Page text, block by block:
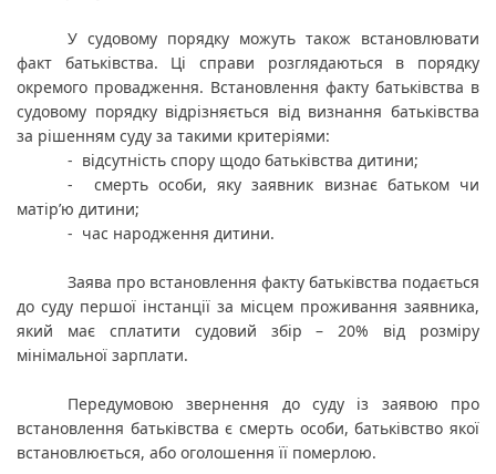
У судовому порядку можуть також встановлювати
факт батьківства. Ці справи розглядаються в порядку
окремого провадження. Встановлення факту батьківства в
судовому порядку відрізняється від визнання батьківства
за рішенням суду за такими критеріями:
-  відсутність спору щодо батьківства дитини;
-  смерть особи, яку заявник визнає батьком чи
матір’ю дитини;
-  час народження дитини.
Заява про встановлення факту батьківства подається
до суду першої інстанції за місцем проживання заявника,
який має сплатити судовий збір – 20% від розміру
мінімальної зарплати.
Передумовою звернення до суду із заявою про
встановлення батьківства є смерть особи, батьківство якої
встановлюється, або оголошення її померлою.